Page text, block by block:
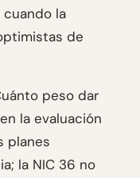
la
de
peso dar
la evaluación
planes
la NIC 36 no